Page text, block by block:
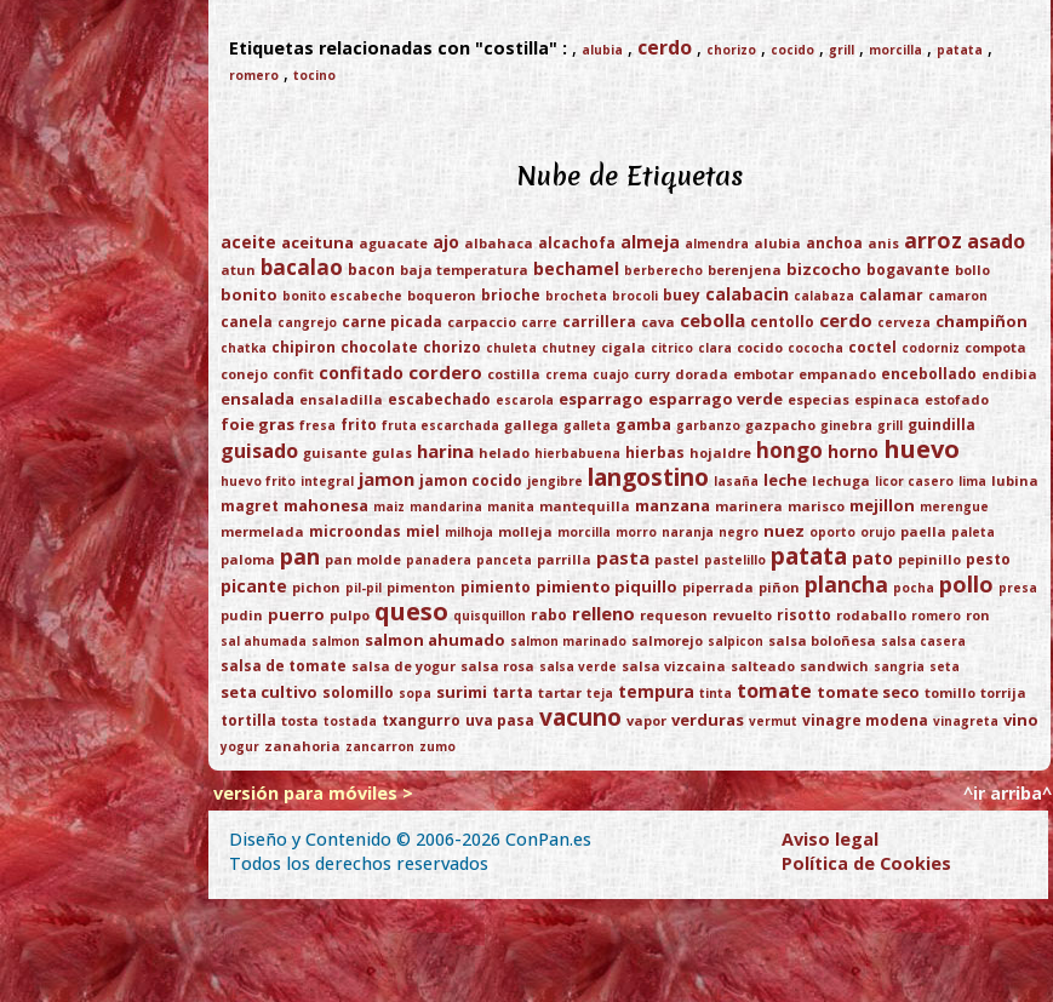
Etiquetas relacionadas con "costilla" : , alubia , cerdo , chorizo , cocido , grill , morcilla , patata ,
romero ,tocino
Nube de Etiquetas
aceite aceituna aguacate ajo albahaca alcachofa almeja almendra alubia anchoa anis arroz asado
atun bacalao bacon baja temperatura bechamel berberecho berenjena bizcocho bogavante bollo
bonito bonito escabeche boqueron brioche brocheta brocoli buey calabacin calabaza calamar camaron
canela cangrejo carne picada carpaccio carre carrillera cava cebolla centollo cerdo cerveza champiñon
chatka chipiron chocolate chorizo chuleta chutney cigala citrico clara cocido cococha coctel codorniz compota
conejo confit confitado cordero costilla crema cuajo curry dorada embotar empanado encebollado endibia
ensalada ensaladilla escabechado escarola esparrago esparrago verde especias espinaca estofado
foie gras fresa frito fruta escarchada gallega galleta gamba garbanzo gazpacho ginebra grill guindilla
guisado guisante gulas harina helado hierbabuena hierbas hojaldre hongo horno huevo
huevo frito integral jamon jamon cocido jengibre langostino lasaña leche lechuga licor casero lima lubina
magret mahonesa maiz mandarina manita mantequilla manzana marinera marisco mejillon merengue
mermelada microondas miel milhoja molleja morcilla morro naranja negro nuez oporto orujo paella paleta
paloma pan pan molde panadera panceta parrilla pasta pastel pastelillo patata pato pepinillo pesto
picante pichon pil-pil pimenton pimiento pimiento piquillo piperrada piñon plancha pocha pollo presa
pudin puerro pulpo queso quisquillon rabo relleno requeson revuelto risotto rodaballo romero ron
sal ahumada salmon salmon ahumado salmon marinado salmorejo salpicon salsa boloñesa salsa casera
salsa de tomate salsa de yogur salsa rosa salsa verde salsa vizcaina salteado sandwich sangria seta
seta cultivo solomillo sopa surimi tarta tartar teja tempura tinta tomate tomate seco tomillo torrija
tortilla tosta tostada txangurro uva pasa vacuno vapor verduras vermut vinagre modena vinagreta vino
yogur zanahoria zancarron zumo
versión para móviles >
^ir arriba^
Diseño y Contenido © 2006-2026 ConPan.es
Todos los derechos reservados
Aviso legal
Política de Cookies